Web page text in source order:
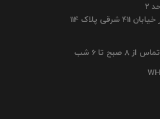
دفتر کرج : فاز 4 مهرشهر خیابان 411 شرقی پلاک 114